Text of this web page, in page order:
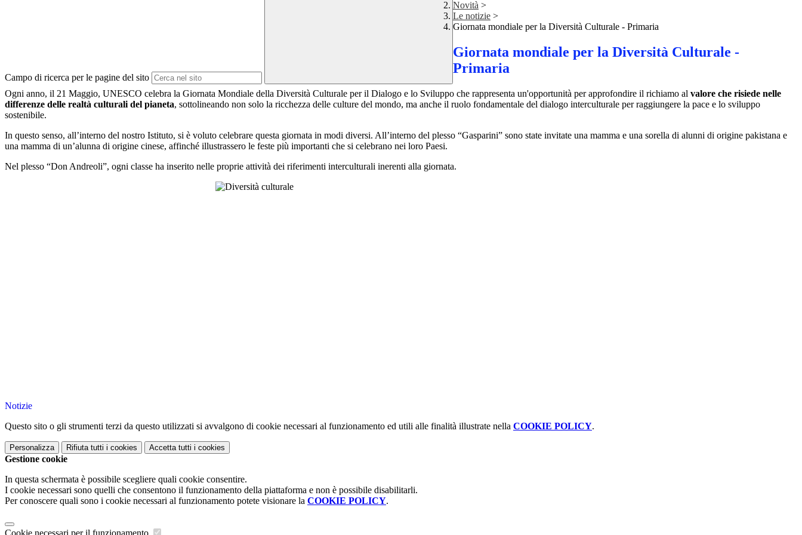
Campo di ricerca per le pagine del sito
Novità >
Le notizie >
Giornata mondiale per la Diversità Culturale - Primaria
Giornata mondiale per la Diversità Culturale -
Primaria
Ogni anno, il 21 Maggio, UNESCO celebra la Giornata Mondiale della Diversità Culturale per il Dialogo e lo Sviluppo che rappresenta un'opportunità per approfondire il richiamo al valore che risiede nelle
differenze delle realtà culturali del pianeta, sottolineando non solo la ricchezza delle culture del mondo, ma anche il ruolo fondamentale del dialogo interculturale per raggiungere la pace e lo sviluppo
sostenibile.
In questo senso, all’interno del nostro Istituto, si è voluto celebrare questa giornata in modi diversi. All’interno del plesso “Gasparini” sono state invitate una mamma e una sorella di alunni di origine pakistana e
una mamma di un’alunna di origine cinese, affinché illustrassero le feste più importanti che si celebrano nei loro Paesi.
Nel plesso “Don Andreoli”, ogni classe ha inserito nelle proprie attività dei riferimenti interculturali inerenti alla giornata.
Notizie
Questo sito o gli strumenti terzi da questo utilizzati si avvalgono di cookie necessari al funzionamento ed utili alle finalità illustrate nella COOKIE POLICY.
Personalizza Rifiuta tutti i cookies Accetta tutti i cookies
Gestione cookie
In questa schermata è possibile scegliere quali cookie consentire.
I cookie necessari sono quelli che consentono il funzionamento della piattaforma e non è possibile disabilitarli.
Per conoscere quali sono i cookie necessari al funzionamento potete visionare la COOKIE POLICY.